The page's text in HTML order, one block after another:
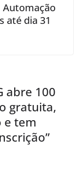
Automação
até dia 31
abre 100
gratuita,
e tem
”